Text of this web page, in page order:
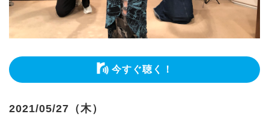
今すぐ聴く！
2021/05/27（木）